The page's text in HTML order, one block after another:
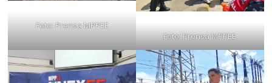
Foto: Prensa MPPEE
Foto: Prensa MPPEE